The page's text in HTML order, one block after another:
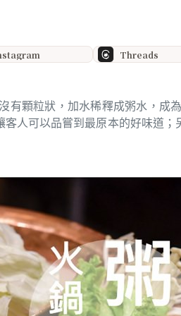
Threads
有顆粒狀，加水稀釋成粥水，成
人可以品嘗到最原本的好味道